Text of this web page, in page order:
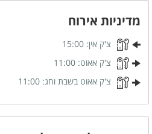
שידות לאחסון
קהל יעד
משפחות
מסיבת רווקות
מדיניות אירוח
צ'ק אין: 15:00
צ'ק אאוט: 11:00
צ'ק אאוט בשבת וחג: 11:00